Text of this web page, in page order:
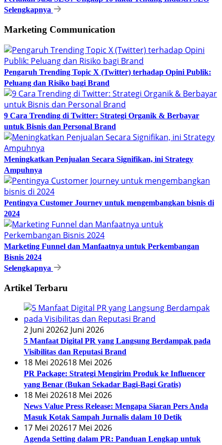
Selengkapnya
Marketing Communication
Pengaruh Trending Topic X (Twitter) terhadap Opini Publik:
Peluang dan Risiko bagi Brand
9 Cara Trending di Twitter: Strategi Organik & Berbayar
untuk Bisnis dan Personal Brand
Meningkatkan Penjualan Secara Signifikan, ini Strategy
Ampuhnya
Pentingya Customer Journey untuk mengembangkan bisnis di
2024
Marketing Funnel dan Manfaatnya untuk Perkembangan
Bisnis 2024
Selengkapnya
Artikel Terbaru
2 Juni 20262 Juni 2026
5 Manfaat Digital PR yang Langsung Berdampak pada
Visibilitas dan Reputasi Brand
18 Mei 202618 Mei 2026
PR Package: Strategi Mengirim Produk ke Influencer
yang Benar (Bukan Sekadar Bagi-Bagi Gratis)
18 Mei 202618 Mei 2026
News Value Press Release: Mengapa Siaran Pers Anda
Masuk Kotak Sampah Jurnalis dalam 10 Detik
17 Mei 202617 Mei 2026
Agenda Setting dalam PR: Panduan Lengkap untuk